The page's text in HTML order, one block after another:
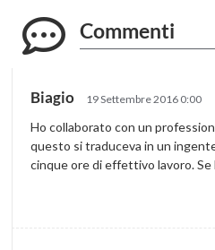
Commenti
Biagio 19 Settembre 2016 0:00
Ho collaborato con un
questo si traduceva in un
cinque ore di effettivo lavoro.